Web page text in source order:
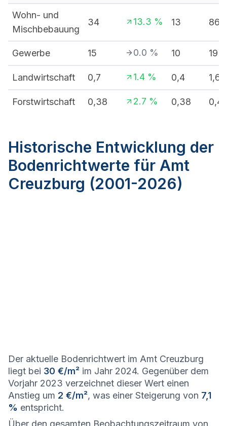
Wohn- und
Mischbebauung
34 13.3 % 13 86
Gewerbe 15 0.0 % 10 19
Landwirtschaft 0,7 1.4 % 0,4 1,64
Forstwirtschaft 0,38 2.7 % 0,38
Historische Entwicklung der
Bodenrichtwerte für Amt
Creuzburg (2001-2026)
Der aktuelle Bodenrichtwert im Amt Creuzburg
liegt bei 30 €/m² im Jahr 2024. Gegenüber dem
Vorjahr 2023 verzeichnet dieser Wert einen
Anstieg um 2 €/m², was einer Steigerung von 7,1
% entspricht.
Über den gesamten Beobachtungszeitraum von